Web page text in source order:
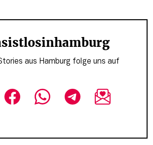
aus Hamburg folge uns auf